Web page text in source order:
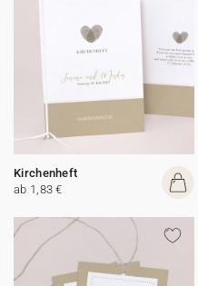
Kirchenheft
ab 1,83 €